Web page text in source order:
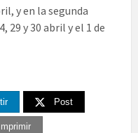
y en la segunda
29 y 30 abril y el 1 de
Post
Imprimir